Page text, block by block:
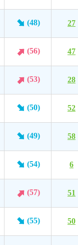
(48) 27
(56) 47
(53) 28
(50) 52
(49) 58
(54) 6
(57) 51
(55) 50